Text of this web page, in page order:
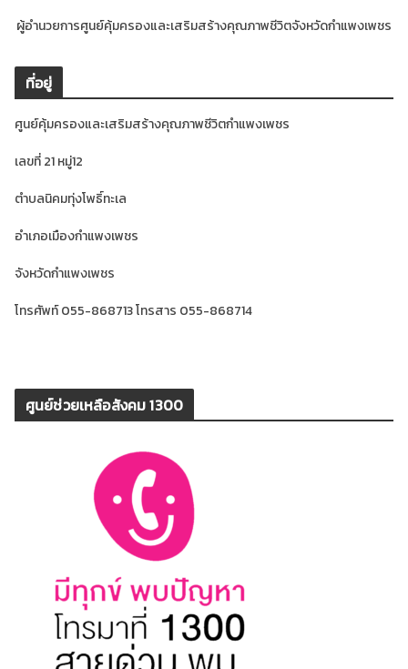
ผู้อำนวยการศูนย์คุ้มครองและเสริมสร้างคุณภาพชีวิตจังหวัดกำแพงเพชร
ที่อยู่
ศูนย์คุ้มครองและเสริมสร้างคุณภาพชีวิตกำแพงเพชร
เลขที่ 21 หมู่12
ตำบลนิคมทุ่งโพธิ์ทะเล
อำเภอเมืองกำแพงเพชร
จังหวัดกำแพงเพชร
โทรศัพท์ 055-868713 โทรสาร 055-868714
ศูนย์ช่วยเหลือสังคม 1300